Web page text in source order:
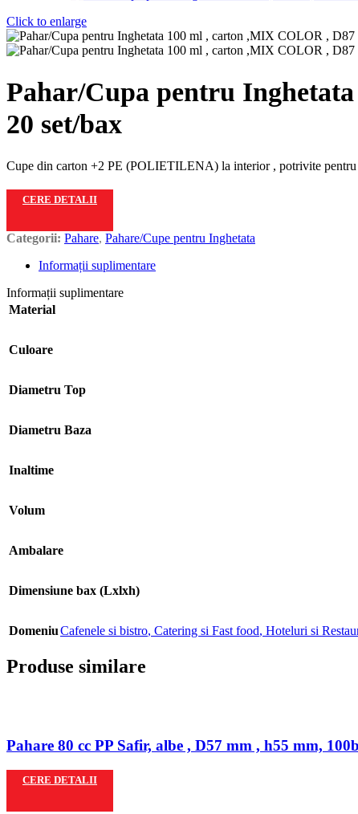
Click to enlarge
Pahar/Cupa pentru
20 set/bax
Cupe din carton +2 PE (POLIETILENA) la interior , potrivite pentru
CERE DETALII
Categorii: Pahare, Pahare/Cupe pentru Inghetata
Informații suplimentare
Informații suplimentare
Material
Culoare
Diametru Top
Diametru Baza
Inaltime
Volum
Ambalare
Dimensiune bax (Lxlxh)
DomeniuCafenele si bistro, Catering si Fast food, Hoteluri si
Produse similare
Pahare 80 cc PP Safir, albe , D57 mm , h55 mm,
CERE DETALII